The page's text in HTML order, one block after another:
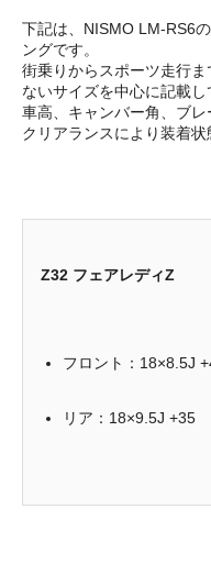
下記は、NISMO LM-RS6
ングです。
街乗りからスポーツ走行
ないサイズを中心に記載し
車高、キャンバー角、ブ
クリアランスにより装着状
Z32 フェアレディZ
フロント：18×8.5J
リア：18×9.5J +35